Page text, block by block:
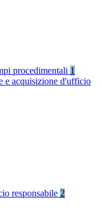
procedimentali 1
e acquisizione d'ufficio
responsabile 2